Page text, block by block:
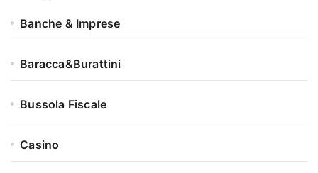
Banche & Imprese
Baracca&Burattini
Bussola Fiscale
Casino